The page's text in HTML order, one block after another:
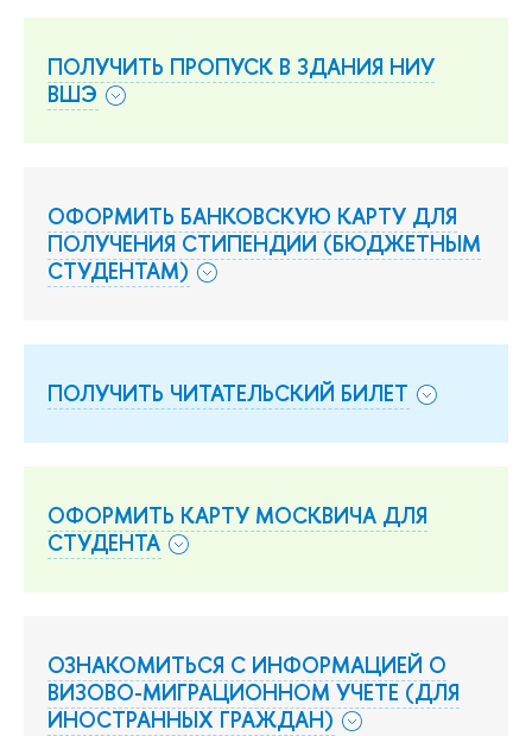
ПОЛУЧИТЬ ПРОПУСК В ЗДАНИЯ НИУ
ВШЭ
ОФОРМИТЬ БАНКОВСКУЮ КАРТУ ДЛЯ
ПОЛУЧЕНИЯ СТИПЕНДИИ (БЮДЖЕТНЫМ
СТУДЕНТАМ)
ПОЛУЧИТЬ ЧИТАТЕЛЬСКИЙ БИЛЕТ
ОФОРМИТЬ КАРТУ МОСКВИЧА ДЛЯ
СТУДЕНТА
ОЗНАКОМИТЬСЯ С ИНФОРМАЦИЕЙ О
ВИЗОВО-МИГРАЦИОННОМ УЧЕТЕ (ДЛЯ
ИНОСТРАННЫХ ГРАЖДАН)